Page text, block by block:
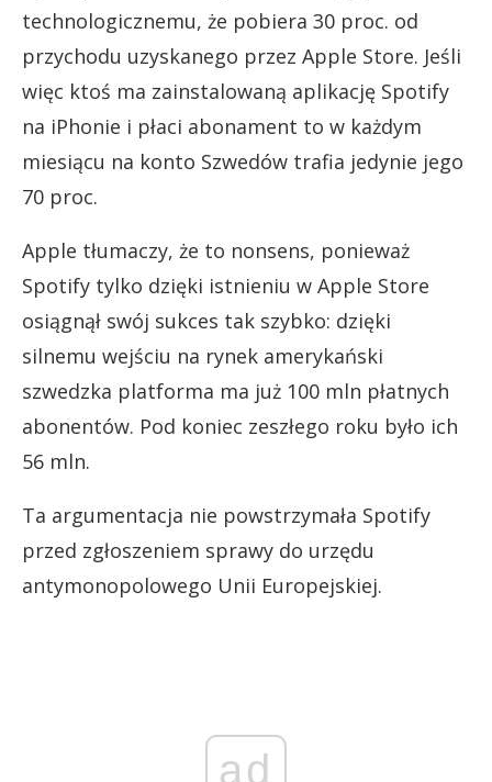
technologicznemu, że pobiera 30 proc. od
przychodu uzyskanego przez Apple Store. Jeśli
więc ktoś ma zainstalowaną aplikację Spotify
na iPhonie i płaci abonament to w każdym
miesiącu na konto Szwedów trafia jedynie jego
70 proc.
Apple tłumaczy, że to nonsens, ponieważ
Spotify tylko dzięki istnieniu w Apple Store
osiągnął swój sukces tak szybko: dzięki
silnemu wejściu na rynek amerykański
szwedzka platforma ma już 100 mln płatnych
abonentów. Pod koniec zeszłego roku było ich
56 mln.
Ta argumentacja nie powstrzymała Spotify
przed zgłoszeniem sprawy do urzędu
antymonopolowego Unii Europejskiej.
ad